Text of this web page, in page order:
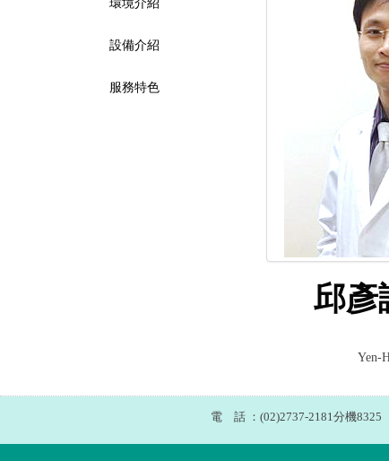
環境介紹
設備介紹
服務特色
邱彥
Yen-
電 話 ：(02)2737-2181分機8325